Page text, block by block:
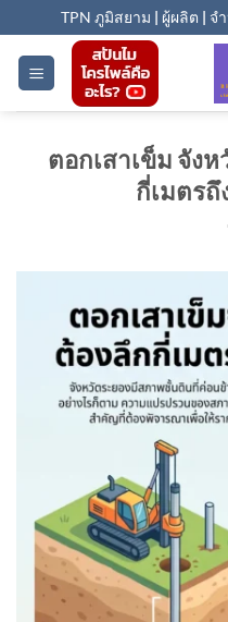
to
content
TPN ภูมิสยาม | ผู้ผลิต | จ
ตอกเสาเข็ม จัง
กี่เมตร